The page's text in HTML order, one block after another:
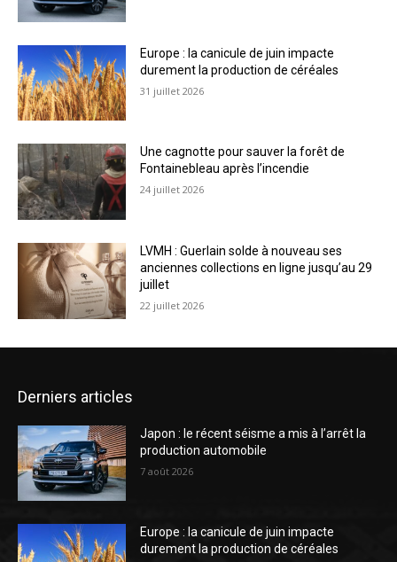
Europe : la canicule de juin impacte
durement la production de céréales
31 juillet 2026
Une cagnotte pour sauver la forêt de
Fontainebleau après l’incendie
24 juillet 2026
LVMH : Guerlain solde à nouveau ses
anciennes collections en ligne jusqu’au 29
juillet
22 juillet 2026
Derniers articles
Japon : le récent séisme a mis à l’arrêt la
production automobile
7 août 2026
Europe : la canicule de juin impacte
durement la production de céréales